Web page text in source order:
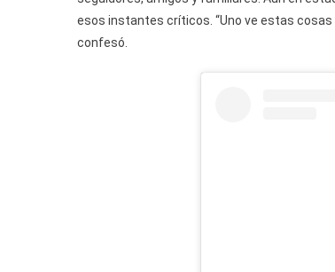
esos instantes críticos. “Uno ve estas cosas
confesó.